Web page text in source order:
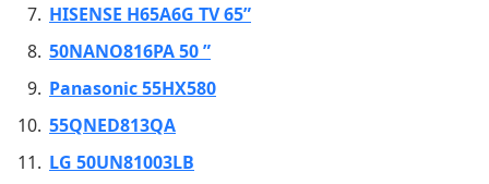
HISENSE H65A6G TV 65”
50NANO816PA 50 ”
Panasonic 55HX580
55QNED813QA
LG 50UN81003LB